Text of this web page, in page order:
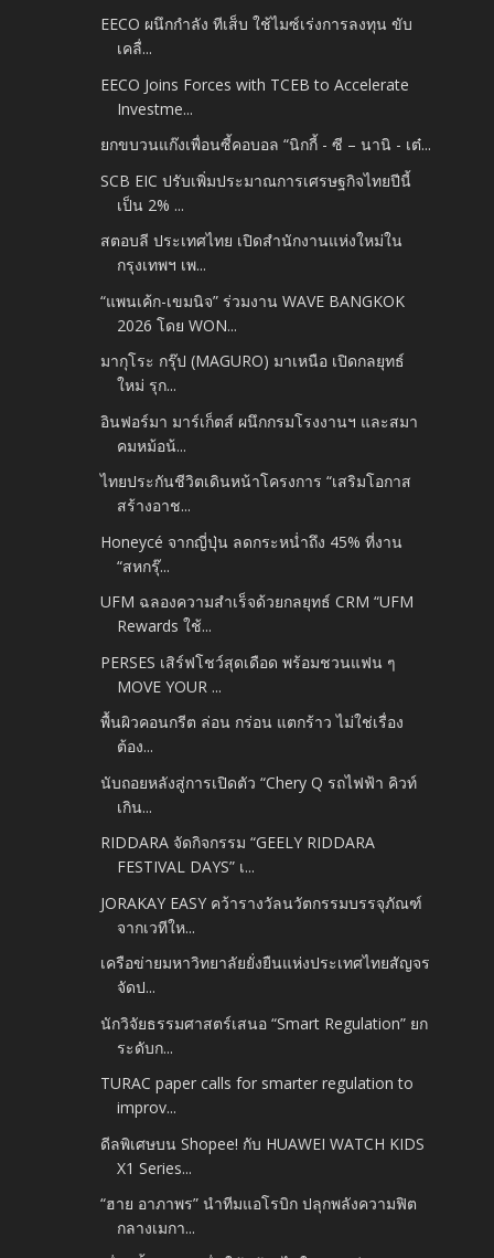
EECO ผนึกกำลัง ทีเส็บ ใช้ไมซ์เร่งการลงทุน ขับ
เคลื่...
EECO Joins Forces with TCEB to Accelerate
Investme...
ยกขบวนแก๊งเพื่อนซี้คอบอล “นิกกี้ - ซี – นานิ - เต๋...
SCB EIC ปรับเพิ่มประมาณการเศรษฐกิจไทยปีนี้
เป็น 2% ...
สตอบลี ประเทศไทย เปิดสำนักงานแห่งใหม่ใน
กรุงเทพฯ เพ...
“แพนเค้ก-เขมนิจ” ร่วมงาน WAVE BANGKOK
2026 โดย WON...
มากุโระ กรุ๊ป (MAGURO) มาเหนือ เปิดกลยุทธ์
ใหม่ รุก...
อินฟอร์มา มาร์เก็ตส์ ผนึกกรมโรงงานฯ และสมา
คมหม้อน้...
ไทยประกันชีวิตเดินหน้าโครงการ “เสริมโอกาส
สร้างอาช...
Honeycé จากญี่ปุ่น ลดกระหน่ำถึง 45% ที่งาน
“สหกรุ๊...
UFM ฉลองความสำเร็จด้วยกลยุทธ์ CRM “UFM
Rewards ใช้...
PERSES เสิร์ฟโชว์สุดเดือด พร้อมชวนแฟน ๆ
MOVE YOUR ...
พื้นผิวคอนกรีต ล่อน กร่อน แตกร้าว ไม่ใช่เรื่อง
ต้อง...
นับถอยหลังสู่การเปิดตัว “Chery Q รถไฟฟ้า คิวท์
เกิน...
RIDDARA จัดกิจกรรม “GEELY RIDDARA
FESTIVAL DAYS” เ...
JORAKAY EASY คว้ารางวัลนวัตกรรมบรรจุภัณฑ์
จากเวทีให...
เครือข่ายมหาวิทยาลัยยั่งยืนแห่งประเทศไทยสัญจร
จัดป...
นักวิจัยธรรมศาสตร์เสนอ “Smart Regulation” ยก
ระดับก...
TURAC paper calls for smarter regulation to
improv...
ดีลพิเศษบน Shopee! กับ HUAWEI WATCH KIDS
X1 Series...
“ฮาย อาภาพร” นำทีมแอโรบิก ปลุกพลังความฟิต
กลางเมกา...